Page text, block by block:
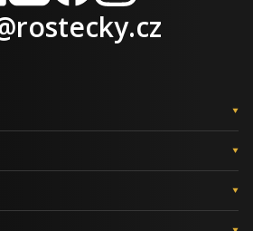
X FacebookInstagram